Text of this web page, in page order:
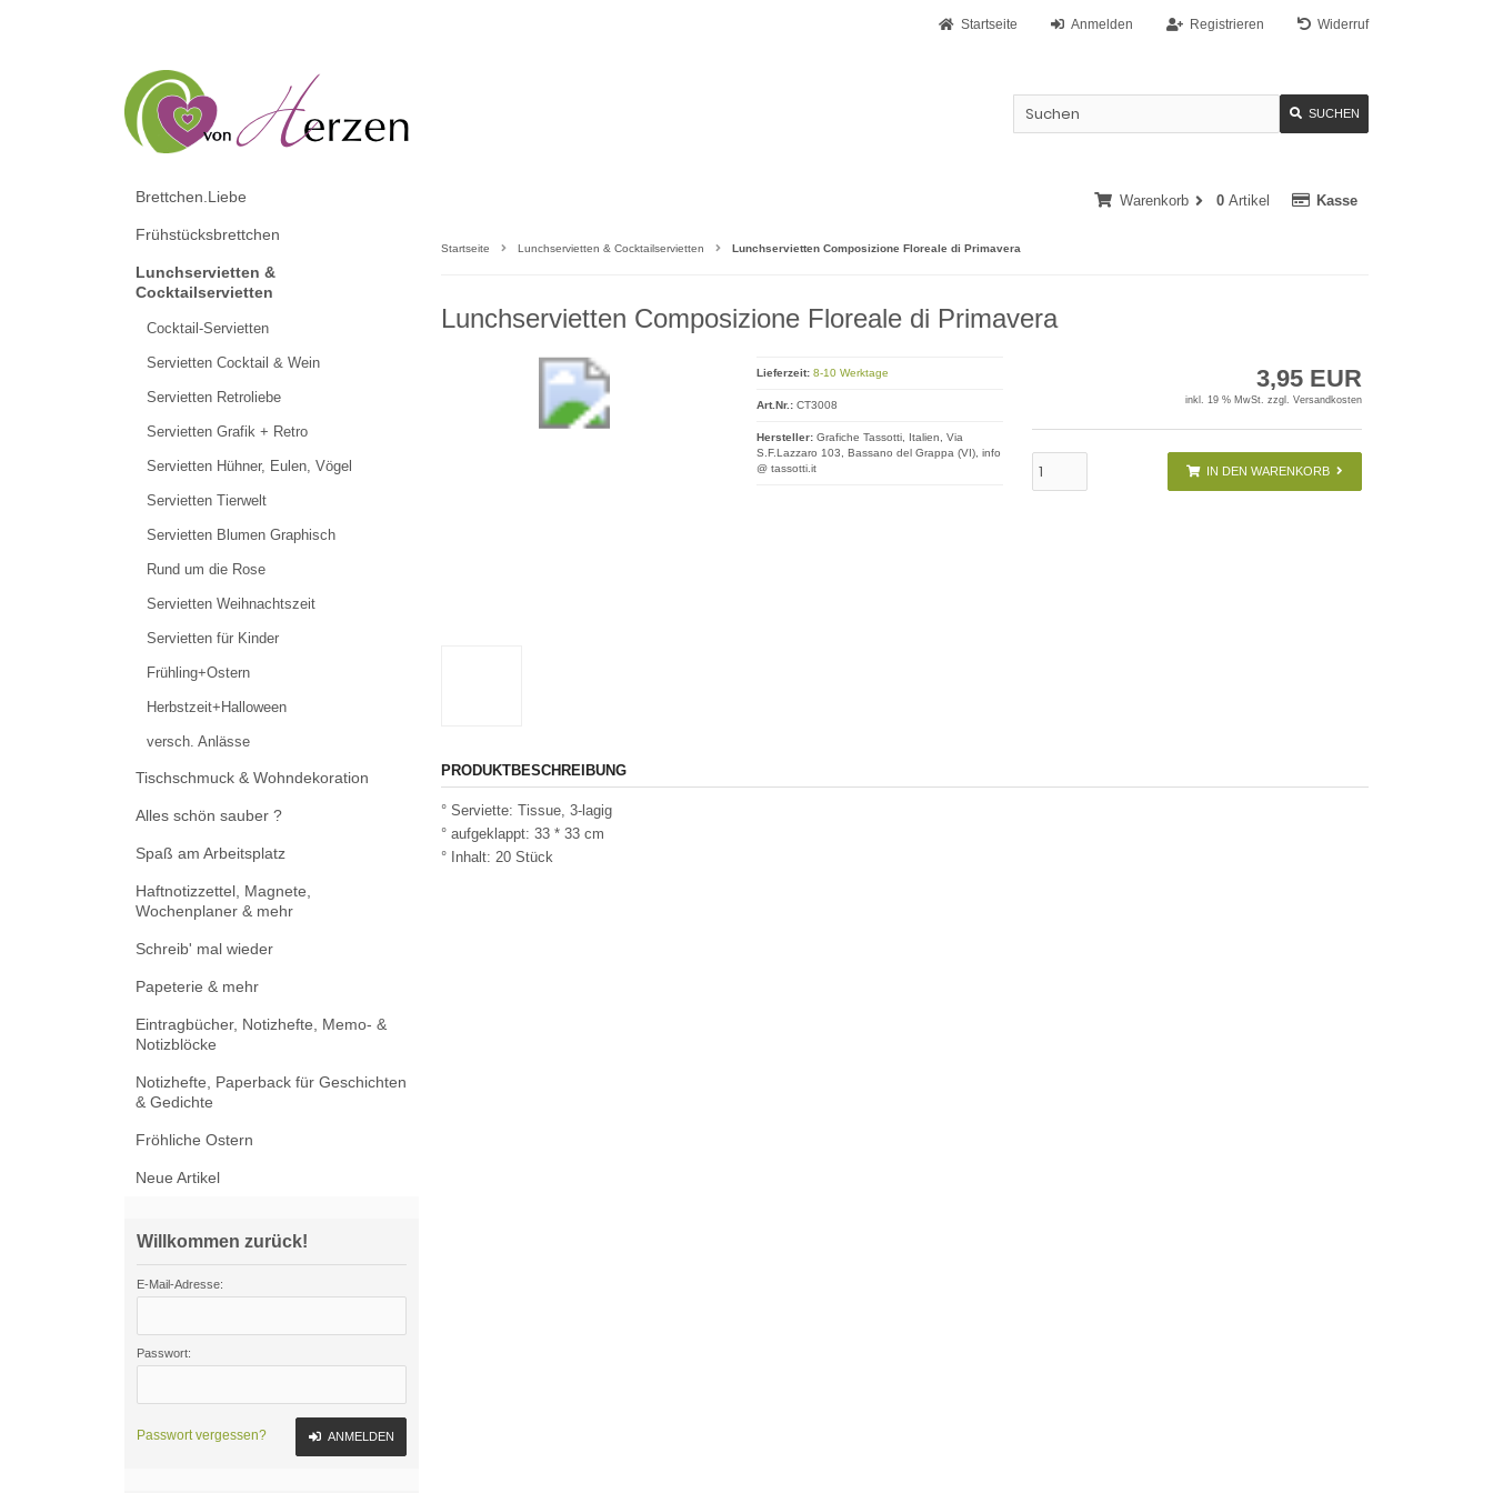
Widerruf
Registrieren
Anmelden
Startseite
SUCHEN
Kasse
Warenkorb 0 Artikel
Startseite Lunchservietten & Cocktailservietten Lunchservietten Composizione Floreale di Primavera
Lunchservietten Composizione Floreale di Primavera
3,95 EUR
inkl. 19 % MwSt. zzgl. Versandkosten
IN DEN WARENKORB
Lieferzeit: 8-10 Werktage
Art.Nr.: CT3008
Hersteller: Grafiche Tassotti, Italien, Via
S.F.Lazzaro 103, Bassano del Grappa (VI), info
@ tassotti.it
PRODUKTBESCHREIBUNG
° Serviette: Tissue, 3-lagig
° aufgeklappt: 33 * 33 cm
° Inhalt: 20 Stück
Brettchen.Liebe
Frühstücksbrettchen
Lunchservietten &
Cocktailservietten
Cocktail-Servietten
Servietten Cocktail & Wein
Servietten Retroliebe
Servietten Grafik + Retro
Servietten Hühner, Eulen, Vögel
Servietten Tierwelt
Servietten Blumen Graphisch
Rund um die Rose
Servietten Weihnachtszeit
Servietten für Kinder
Frühling+Ostern
Herbstzeit+Halloween
versch. Anlässe
Tischschmuck & Wohndekoration
Alles schön sauber ?
Spaß am Arbeitsplatz
Haftnotizzettel, Magnete,
Wochenplaner & mehr
Schreib' mal wieder
Papeterie & mehr
Eintragbücher, Notizhefte, Memo- &
Notizblöcke
Notizhefte, Paperback für Geschichten
& Gedichte
Fröhliche Ostern
Neue Artikel
Willkommen zurück!
E-Mail-Adresse:
Passwort:
Passwort vergessen? ANMELDEN